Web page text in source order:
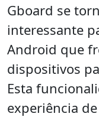
Gboard se
interessante
Android que
dispositivos
Esta
experiência